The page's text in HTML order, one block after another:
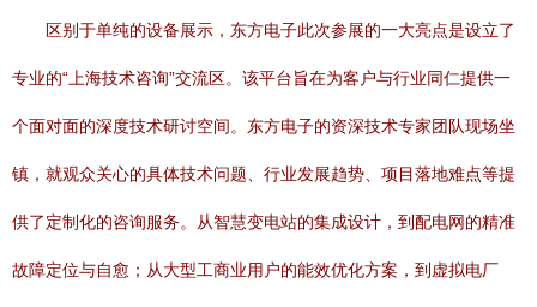
区别于单纯的设备展示，东方电子此次参展的一大亮点是设立了
专业的“上海技术咨询”交流区。该平台旨在为客户与行业同仁提供一
个面对面的深度技术研讨空间。东方电子的资深技术专家团队现场坐
镇，就观众关心的具体技术问题、行业发展趋势、项目落地难点等提
供了定制化的咨询服务。从智慧变电站的集成设计，到配电网的精准
故障定位与自愈；从大型工商业用户的能效优化方案，到虚拟电厂